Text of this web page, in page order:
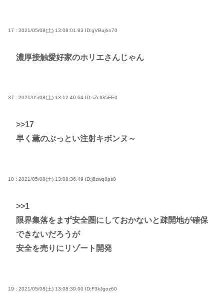
17 : 2021/05/08(土) 13:08:01.83 ID:gVBujhn70
濃厚接触愛好家のホリエさんじゃん
37 : 2021/05/08(土) 13:12:40.64 ID:sZcfG5FE0
>>17
早く薫のぶっとい注射キボンヌ～
18 : 2021/05/08(土) 13:08:36.49 ID:j8zwq8ps0
>>1
限界集落をまず安全圏にしておかないと疎開地が確保
できないだろうが
安全を売りにリゾート開発
19 : 2021/05/08(土) 13:08:39.00 ID:F3kJgoz60